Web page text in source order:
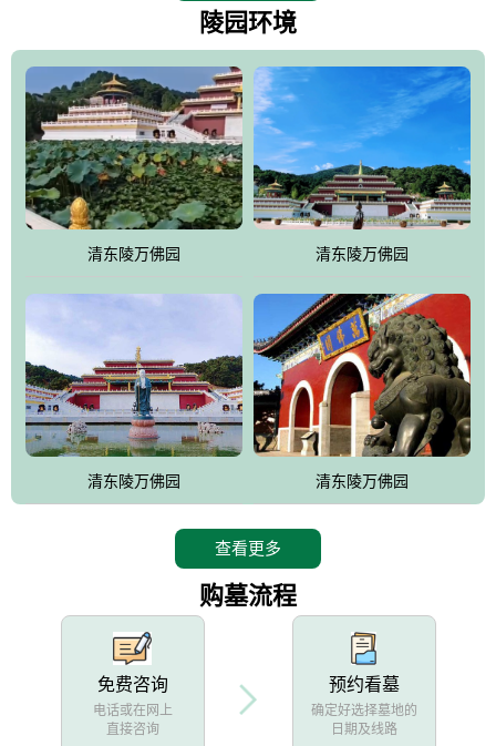
万佛园位于遵化市境内，座落在世界文化遗产清东陵地形墙内，地
形绝佳，地理位置优越，交通便利。公司以“建设全国顶级人生后花
园、打造佛教精品旅游圣地”为目标，以海外归侨、国内外知名人士
的墓地安葬、祭祀吊亡并结合旅游参观构成其主要使用功能；以苍
郁绚丽、优雅宜人的园林景观构成其外部形象。通过墓园建设与造
园手法相结合的默契操作，建成一处特色鲜明、服务周全、环境优
美、民族风格突出，与周边文物古迹交相呼应的极具吸引力的花园
式园林。
万佛园工程一期占地448亩，目前完成投资近12亿元人民币，园区采
用全仿古式建筑，寻求与世界文化遗产地清东陵的和谐统一，在园
区建设中寻求陵园建设与景区建设的有机融合，充分发挥独一无二
的地形优势，打造现代艺术园林，建设旅游景观、寺庙、酒店等综
合服务设施，服务于陵园经营，使企业的多元化经营项目相互依
托、相互促进，园区绿化覆盖率达90%。
设计建造各种墓地墓位3万个；主体建筑金宝塔，墓位容量8万个，
能适应不同消费阶层的需求，为客户提供墓碑设计制作服务、特色
陵园环境
清东陵万佛园 清东陵万佛园
清东陵万佛园 清东陵万佛园
查看更多
购墓流程
免费咨询
电话或在网上
直接咨询
预约看墓
确定好选择墓地的
日期及线路